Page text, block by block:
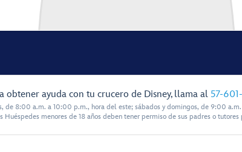
obtener ayuda con tu crucero de Disney, llama al 57-
de 8:00 a.m. a 10:00 p.m., hora del este; sábados y domingos, de 9:00
Huéspedes menores de 18 años deben tener permiso de sus padres o